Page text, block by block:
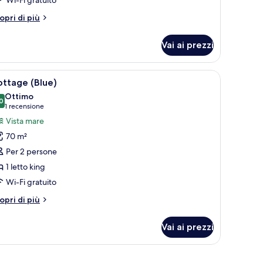
di più
Vai ai prezzi
in camera Cottage (Blue) | Biancheria da letto di alta
2 (Blue)
su 10
Ottimo
1 recensione
(1
recensione)
Vista mare
70 m²
Per 2 persone
1 letto king
Wi-Fi gratuito
di più
Vai ai prezzi
vista sull'esterno.